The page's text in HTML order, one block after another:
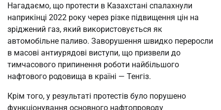
Нагадаємо, що протести в Казахстані спалахнули
наприкінці 2022 року через різке підвищення цін на
зріджений газ, який використовується як
автомобільне паливо. Заворушення швидко переросли
в масові антиурядові виступи, що призвели до
тимчасового припинення роботи найбільшого
нафтового родовища в країні — Тенгіз.
Крім того, у результаті протестів було порушено
функціонування основного нафтопроводу